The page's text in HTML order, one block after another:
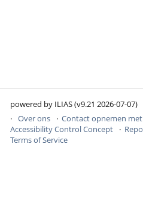
powered by ILIAS (v9.21 2026-07-07)
Over ons
Contact opnemen
Accessibility Control Concept
Terms of Service